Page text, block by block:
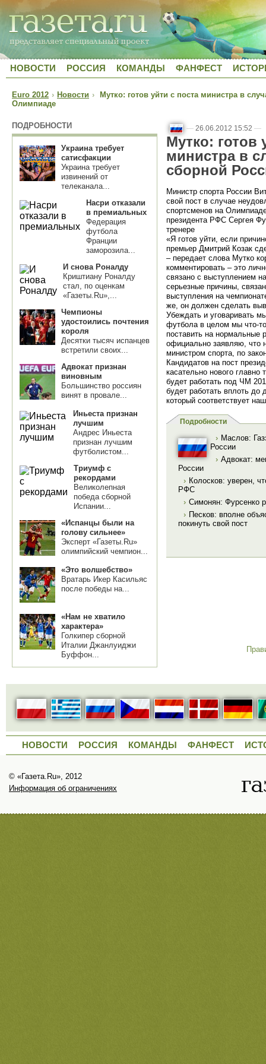
НОВОСТИ РОССИЯ КОМАНДЫ ФАНФЕСТ
Euro 2012 › Новости › Мутко: готов уйти с поста министра в
Олимпиаде
ПОДРОБНОСТИ
Украина требует
сатисфакции
Украина требует
извинений от
телеканала...
Насри отказали
в премиальных
Федерация
футбола
Франции
заморозила...
И снова Роналду
Криштиану Роналду
стал, по оценкам
«Газеты.Ru»,...
Чемпионы
удостоились почтения
короля
Десятки тысяч испанцев
встретили своих...
Адвокат признан
виновным
Большинство россиян
винят в провале...
Иньеста признан
лучшим
Андрес Иньеста
признан лучшим
футболистом...
Триумф с
рекордами
Великолепная
победа сборной
Испании...
«Испанцы были на
голову сильнее»
Эксперт «Газеты.Ru»
олимпийский чемпион...
«Это волшебство»
Вратарь Икер Касильяс
после победы на...
«Нам не хватило
характера»
Голкипер сборной
Италии Джанлуиджи
Буффон...
— 26.06.2012 15:52 —
Мутко: готов
министра в
сборной
Министр спорта России
свой пост в случае
спортсменов на
президента РФС Сергея
тренере
«Я готов уйти, если
премьер Дмитрий Козак
– передает слова Мутко
комментировать – это
связано с выступлением
серьезные причины,
выступления на
же, он должен сделать
Убеждать и уговаривать
футбола в целом мы что-
поставить на нормальные
официально заявляю, что
министром спорта, по
Кандидатов на пост
касательно нового
будет работать под ЧМ
будет работать вплоть
который соответствует
Подробности
› Маслов:
России
› Адвокат:
России
› Колосков: уверен,
РФС
› Симонян: Фурсенко
› Песков: вполне
покинуть свой пост
НОВОСТИ РОССИЯ КОМАНДЫ ФАНФЕСТ
© «Газета.Ru», 2012
Информация об ограничениях